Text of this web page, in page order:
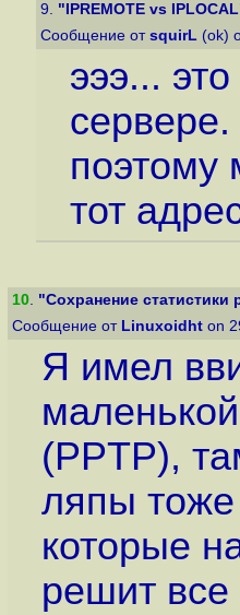
9. "IPREMOTE vs
Сообщение от squirL (ok)
эээ...
поэтому
тот
10. "Сохранение статистики
Сообщение от Linuxoidht on
Я имел
(PPTP),
ляпы
которые
решит